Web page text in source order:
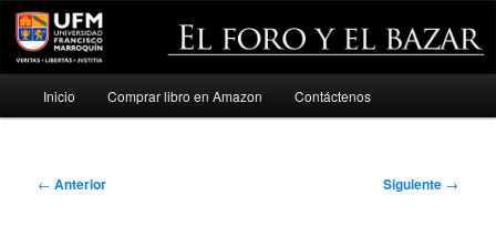
Ir
contenido
Inicio Comprar libro en Amazon Contáctenos
Navegación
← Anterior Siguiente →